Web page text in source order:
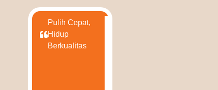
Pulih Cepat,
Hidup
Berkualitas